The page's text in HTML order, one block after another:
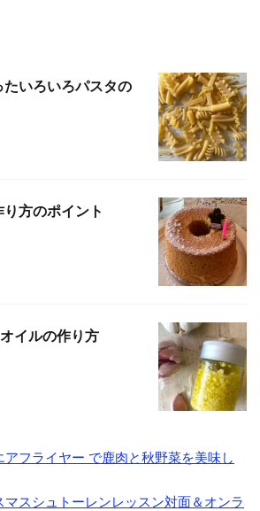
いろいろパスタの
方のポイント
イルの作り方
アフライヤー で鹿肉と秋野菜を美味し
マスシュトーレンレッスン対面＆オンラ